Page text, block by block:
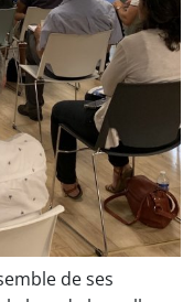
de ses